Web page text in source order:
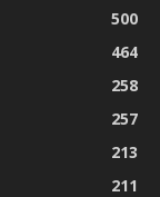
500
464
258
257
213
211